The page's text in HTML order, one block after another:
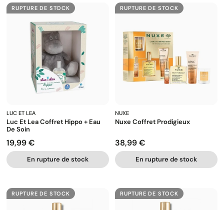
RUPTURE DE STOCK
LUC ET LEA
Luc Et Lea Coffret Hippo + Eau
De Soin
Prix
19,99 €
En rupture de stock
RUPTURE DE STOCK
NUXE
Nuxe Coffret Prodigieux
Prix
38,99 €
En rupture de stock
RUPTURE DE STOCK RUPTURE DE STOCK